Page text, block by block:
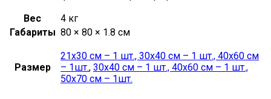
Вес
4 кг
Габариты 80 × 80 × 1.8 см
Размер
21х30 см – 1 шт., 30х40 см – 1 шт., 40х60 см
– 1шт., 30х40 см – 1 шт., 40х60 см – 1 шт.,
50х70 см – 1шт.